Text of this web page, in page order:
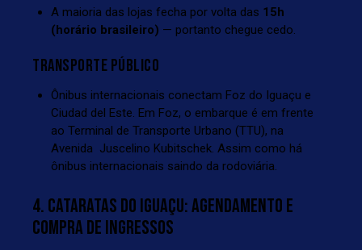
A maioria das lojas fecha por volta das 15h
(horário brasileiro) — portanto chegue cedo.
TRANSPORTE PÚBLICO
Ônibus internacionais conectam Foz do Iguaçu e
Ciudad del Este. Em Foz, o embarque é em frente
ao Terminal de Transporte Urbano (TTU), na
Avenida Juscelino Kubitschek. Assim como há
ônibus internacionais saindo da rodoviária
4. CATARATAS DO IGUAÇU: AGENDAMENTO E
COMPRA DE INGRESSOS